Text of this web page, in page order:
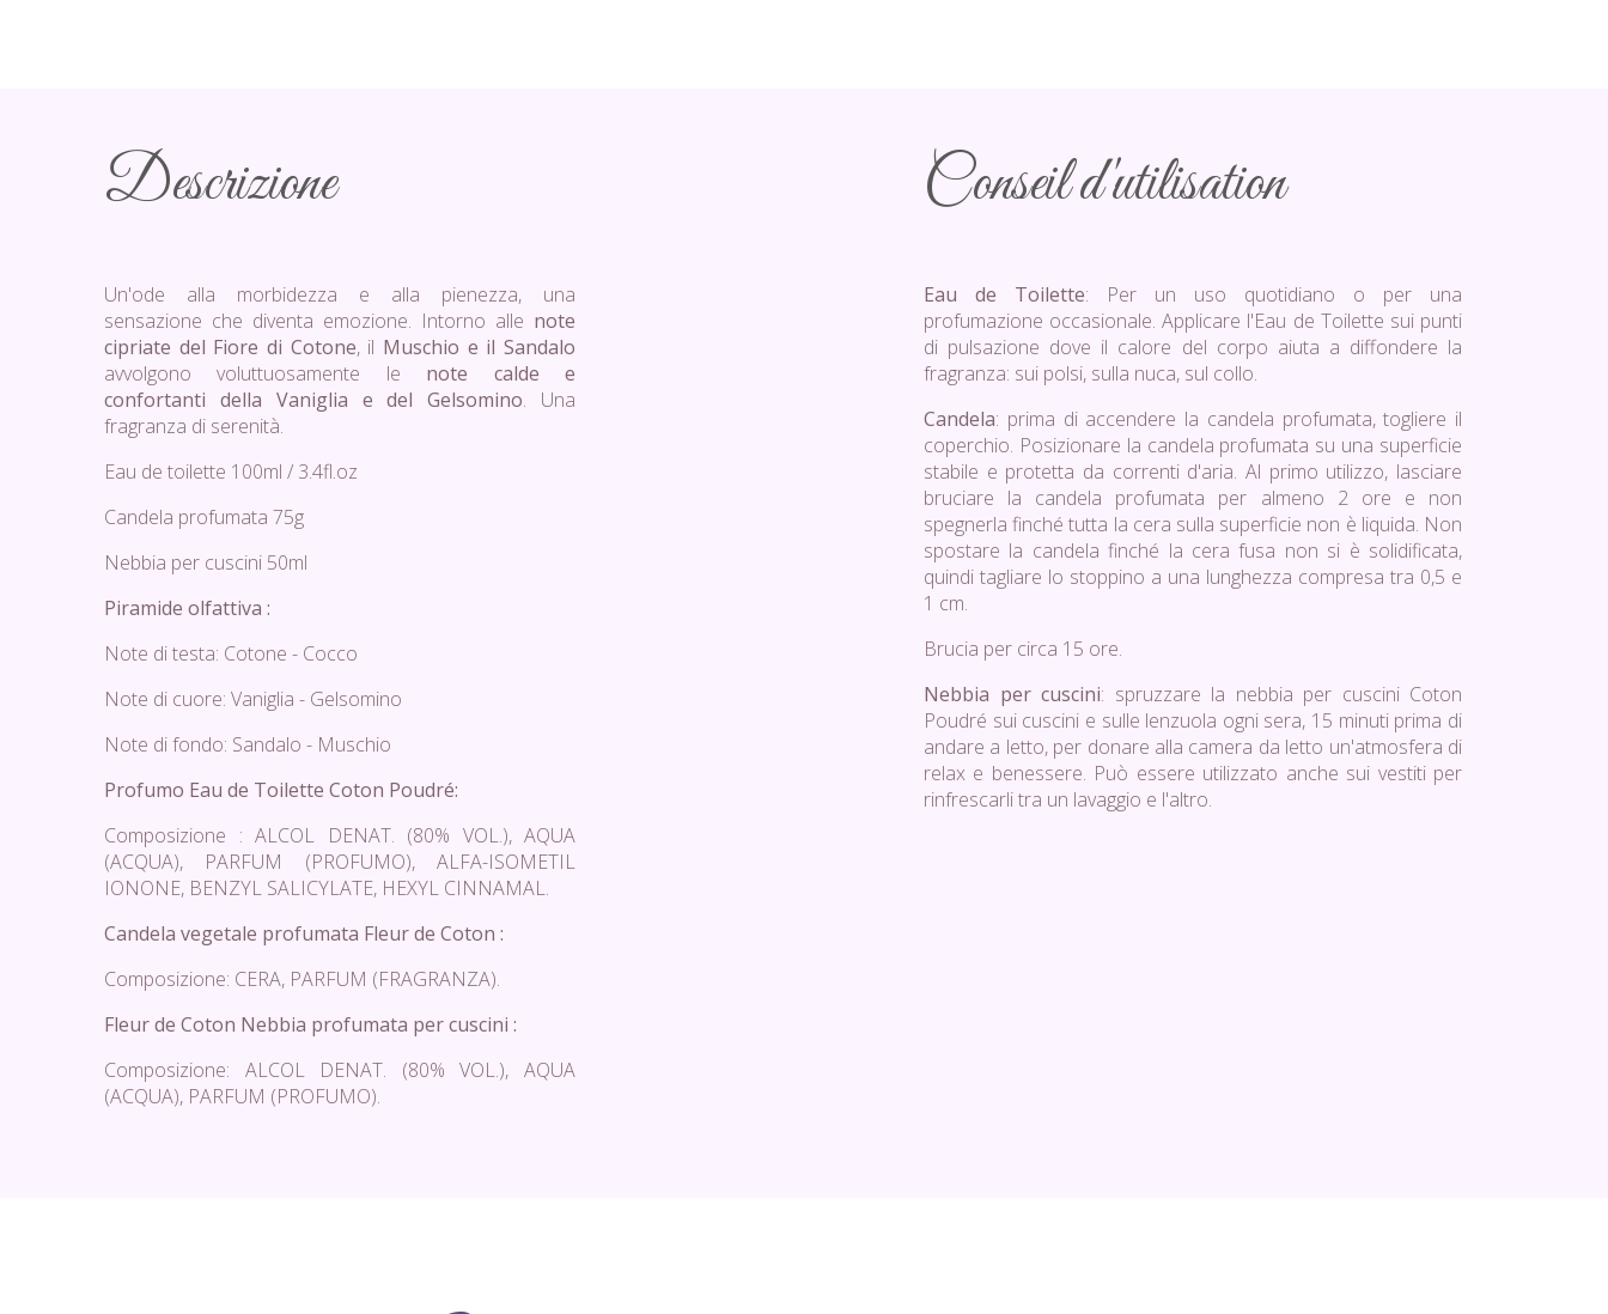
Descrizione
Un'ode alla morbidezza e alla pienezza, una
sensazione che diventa emozione. Intorno alle note
cipriate del Fiore di Cotone, il Muschio e il Sandalo
avvolgono voluttuosamente le note calde e
confortanti della Vaniglia e del Gelsomino. Una
fragranza di serenità.
Eau de toilette 100ml / 3.4fl.oz
Candela profumata 75g
Nebbia per cuscini 50ml
Piramide olfattiva :
Note di testa: Cotone - Cocco
Note di cuore: Vaniglia - Gelsomino
Note di fondo: Sandalo - Muschio
Profumo Eau de Toilette Coton Poudré:
Composizione : ALCOL DENAT. (80% VOL.), AQUA
(ACQUA), PARFUM (PROFUMO), ALFA-ISOMETIL
IONONE, BENZYL SALICYLATE, HEXYL CINNAMAL.
Candela vegetale profumata Fleur de Coton :
Composizione: CERA, PARFUM (FRAGRANZA).
Fleur de Coton Nebbia profumata per cuscini :
Composizione: ALCOL DENAT. (80% VOL.), AQUA
(ACQUA), PARFUM (PROFUMO).
Conseil d'utilisation
Eau de Toilette: Per un uso quotidiano o per una
profumazione occasionale. Applicare l'Eau de Toilette sui punti
di pulsazione dove il calore del corpo aiuta a diffondere la
fragranza: sui polsi, sulla nuca, sul collo.
Candela: prima di accendere la candela profumata, togliere il
coperchio. Posizionare la candela profumata su una superficie
stabile e protetta da correnti d'aria. Al primo utilizzo, lasciare
bruciare la candela profumata per almeno 2 ore e non
spegnerla finché tutta la cera sulla superficie non è liquida. Non
spostare la candela finché la cera fusa non si è solidificata,
quindi tagliare lo stoppino a una lunghezza compresa tra 0,5 e
1 cm.
Brucia per circa 15 ore.
Nebbia per cuscini: spruzzare la nebbia per cuscini Coton
Poudré sui cuscini e sulle lenzuola ogni sera, 15 minuti prima di
andare a letto, per donare alla camera da letto un'atmosfera di
relax e benessere. Può essere utilizzato anche sui vestiti per
rinfrescarli tra un lavaggio e l'altro.